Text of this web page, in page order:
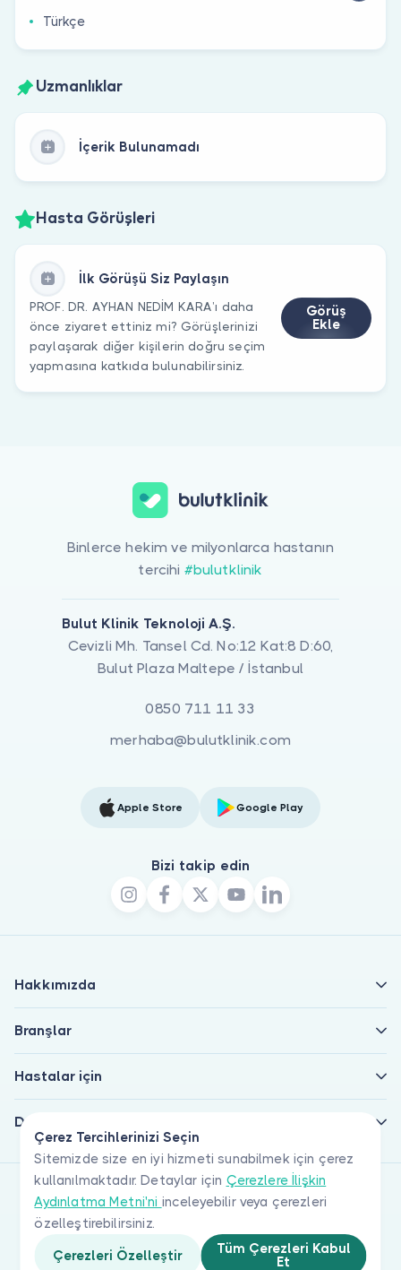
Türkçe
Uzmanlıklar
İçerik Bulunamadı
Hasta Görüşleri
İlk Görüşü Siz Paylaşın
PROF. DR. AYHAN NEDİM KARA’ı daha
önce ziyaret ettiniz mi? Görüşlerinizi
paylaşarak diğer kişilerin doğru seçim
yapmasına katkıda bulunabilirsiniz.
Görüş
Ekle
Çerez Tercihlerinizi Seçin
Sitemizde size en iyi hizmeti sunabilmek için çerez
kullanılmaktadır. Detaylar için Çerezlere İlişkin
Aydınlatma Metni'ni inceleyebilir veya çerezleri
özelleştirebilirsiniz.
Çerezleri Özelleştir
Tüm Çerezleri Kabul
Et
Binlerce hekim ve milyonlarca hastanın
tercihi #bulutklinik
Bulut Klinik Teknoloji A.Ş.
Cevizli Mh. Tansel Cd. No:12 Kat:8 D:60,
Bulut Plaza Maltepe / İstanbul
0850 711 11 33
merhaba@bulutklinik.com
Apple Store Google Play
Bizi takip edin
Hakkımızda
Branşlar
Hastalar için
Doktorlar için